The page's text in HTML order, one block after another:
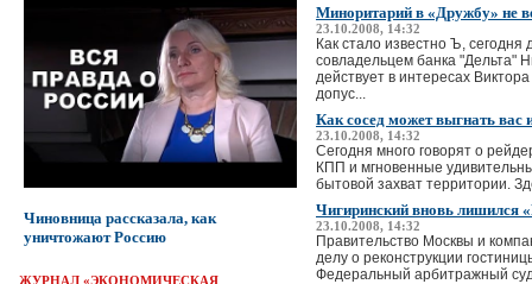
Чиновница рассказала, как
уничтожают Россию
ЖУРНАЛ «ЭКОНОМИЧЕСКАЯ
Миноритарий в «Дружбу» не
23.10.2008, 14:32
Как стало известно Ъ,
совладельцем банка "Дельта"
действует в интересах
допус...
Как сосед может выгнать вас
23.10.2008, 14:32
Сегодня много говорят о
КПП и мгновенные
бытовой захват территории.
Чигиринский вновь лишился
23.10.2008, 14:32
Правительство Москвы и
делу о реконструкции
Федеральный арбитражный суд